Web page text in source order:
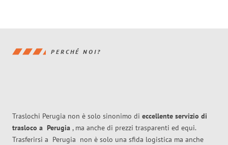
PERCHÉ NOI?
Traslochi Perugia non è solo sinonimo di eccellente servizio di
trasloco a Perugia , ma anche di prezzi trasparenti ed equi.
Trasferirsi a Perugia non è solo una sfida logistica ma anche